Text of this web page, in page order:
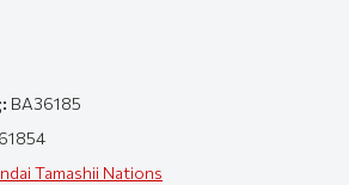
BA36185
Tamashii Nations